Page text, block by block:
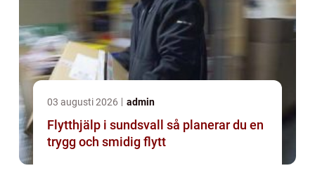
03 augusti 2026 admin
Flytthjälp i sundsvall så planerar du en
trygg och smidig flytt